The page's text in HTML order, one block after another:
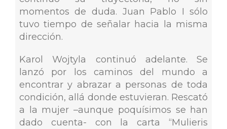
momentos de duda. Juan Pablo I sólo
tuvo tiempo de señalar hacia la misma
dirección.
Karol Wojtyla continuó adelante. Se
lanzó por los caminos del mundo a
encontrar y abrazar a personas de toda
condición, allá donde estuvieran. Rescató
a la mujer –aunque poquísimos se han
dado cuenta- con la carta “Mulieris